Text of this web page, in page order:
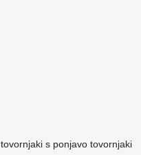
tovornjaki s ponjavo tovornjaki